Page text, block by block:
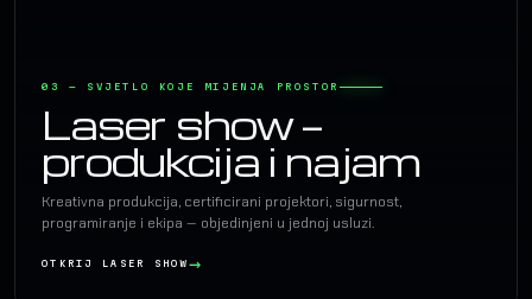
03 — SVJETLO KOJE MIJENJA PROSTOR
Laser show —
produkcija i najam
Kreativna produkcija, certificirani projektori, sigurnost,
programiranje i ekipa — objedinjeni u jednoj usluzi.
OTKRIJ LASER SHOW